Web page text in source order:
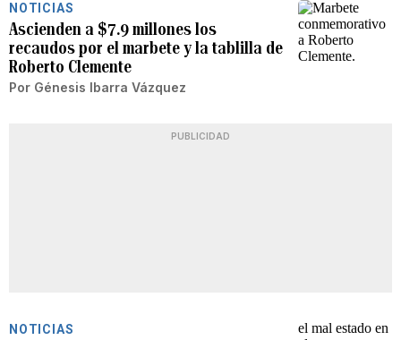
NOTICIAS
Ascienden a $7.9 millones los
recaudos por el marbete y la tablilla de
Roberto Clemente
Por Génesis Ibarra Vázquez
PUBLICIDAD
NOTICIAS